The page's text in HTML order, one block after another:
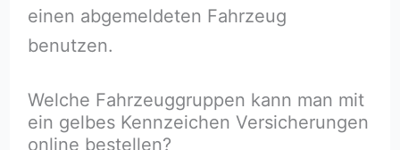
einen abgemeldeten Fahrzeug
benutzen.
Welche Fahrzeuggruppen kann man mit
ein gelbes Kennzeichen Versicherungen
online bestellen?